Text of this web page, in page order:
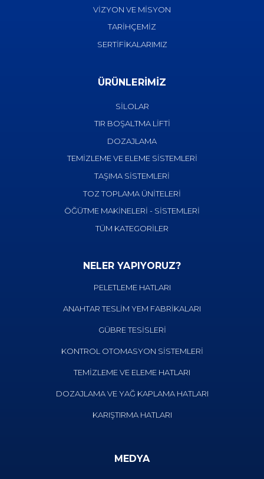
VİZYON VE MİSYON
TARİHÇEMİZ
SERTİFİKALARIMIZ
ÜRÜNLERİMİZ
SİLOLAR
TIR BOŞALTMA LİFTİ
DOZAJLAMA
TEMİZLEME VE ELEME SİSTEMLERİ
TAŞIMA SİSTEMLERİ
TOZ TOPLAMA ÜNİTELERİ
ÖĞÜTME MAKİNELERİ - SİSTEMLERİ
TÜM KATEGORİLER
NELER YAPIYORUZ?
PELETLEME HATLARI
ANAHTAR TESLİM YEM FABRİKALARI
GÜBRE TESİSLERİ
KONTROL OTOMASYON SİSTEMLERİ
TEMİZLEME VE ELEME HATLARI
DOZAJLAMA VE YAĞ KAPLAMA HATLARI
KARIŞTIRMA HATLARI
MEDYA